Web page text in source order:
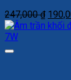
247,000₫ Giá
gốc